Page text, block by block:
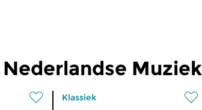
Muziek
Klassiek